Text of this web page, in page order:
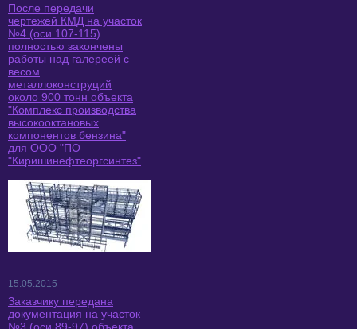
После передачи
чертежей КМД на участок
№4 (оси 107-115)
полностью закончены
работы над галереей с
весом
металлоконструций
около 900 тонн объекта
"Комплекс производства
высокооктановых
компонентов бензина"
для ООО "ПО
"Киришинефтеоргсинтез"
15.05.2015
Заказчику передана
документация на участок